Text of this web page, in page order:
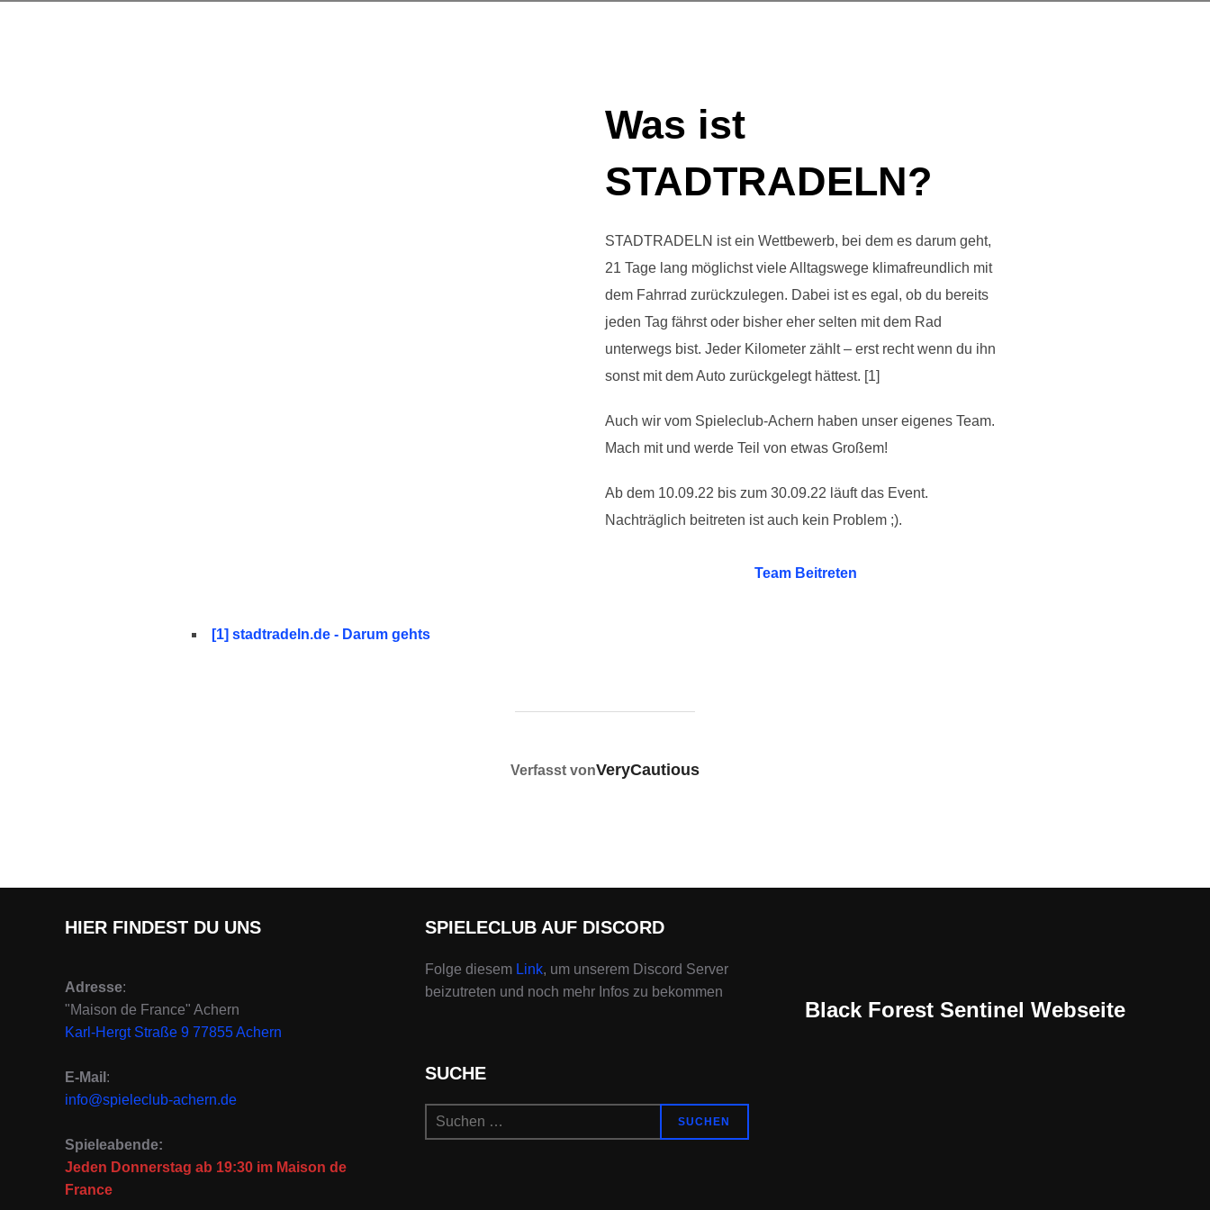
Was ist
STADTRADELN?
STADTRADELN ist ein Wettbewerb, bei dem es darum geht,
21 Tage lang möglichst viele Alltagswege klimafreundlich mit
dem Fahrrad zurückzulegen. Dabei ist es egal, ob du bereits
jeden Tag fährst oder bisher eher selten mit dem Rad
unterwegs bist. Jeder Kilometer zählt – erst recht wenn du ihn
sonst mit dem Auto zurückgelegt hättest. [1]
Auch wir vom Spieleclub-Achern haben unser eigenes Team.
Mach mit und werde Teil von etwas Großem!
Ab dem 10.09.22 bis zum 30.09.22 läuft das Event.
Nachträglich beitreten ist auch kein Problem ;).
Team Beitreten
[1] stadtradeln.de - Darum gehts
BEITRAGSAUTOR
Verfasst vonVeryCautious
HIER FINDEST DU UNS
Adresse:
"Maison de France" Achern
Karl-Hergt Straße 9 77855 Achern
E-Mail :
info@spieleclub-achern.de
Spieleabende:
Jeden Donnerstag ab 19:30 im Maison de
France
SPIELECLUB AUF DISCORD
Folge diesem Link, um unserem Discord Server
beizutreten und noch mehr Infos zu bekommen
SUCHE
Suchen
nach:
SUCHEN
Black Forest Sentinel Webseite